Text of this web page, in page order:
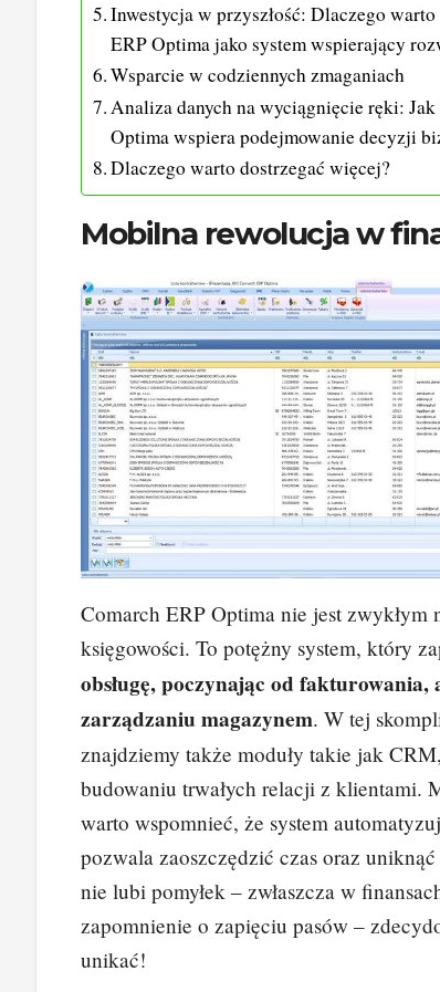
Inwestycja w przyszłość: Dlaczego
ERP Optima jako system wspierający
Wsparcie w codziennych zmaganiach
Analiza danych na wyciągnięcie ręki:
Optima wspiera podejmowanie decyzji
Dlaczego warto dostrzegać więcej?
Mobilna rewolucja w
Comarch ERP Optima nie jest zwykłym
księgowości. To potężny system, który
obsługę, poczynając od fakturowania,
zarządzaniu magazynem. W tej
znajdziemy także moduły takie jak
budowaniu trwałych relacji z klientami.
warto wspomnieć, że system
pozwala zaoszczędzić czas oraz
nie lubi pomyłek – zwłaszcza w
zapomnienie o zapięciu pasów –
unikać!